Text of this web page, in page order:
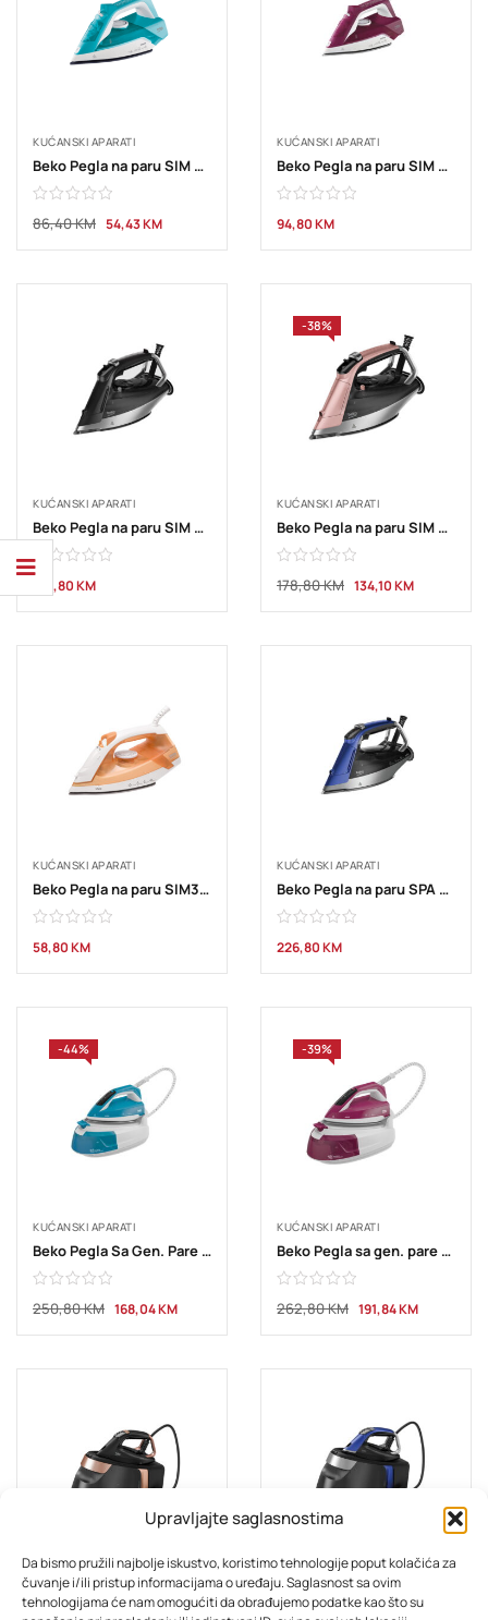
Upravljajte saglasnostima
Da bismo pružili najbolje iskustvo, koristimo tehnologije poput kolačića za
čuvanje i/ili pristup informacijama o uređaju. Saglasnost sa ovim
tehnologijama će nam omogućiti da obrađujemo podatke kao što su
KUĆANSKI APARATI
Beko Pegla na paru SIM 3122T
86,40KM 54,43KM
KUĆANSKI APARATI
Beko Pegla na paru SIM 3126 R 2600 W
94,80KM
KUĆANSKI APARATI
Beko Pegla na paru SIM 5124 A
142,80KM
-38%
KUĆANSKI APARATI
Beko Pegla na paru SIM 8130 P
178,80KM 134,10KM
KUĆANSKI APARATI
Beko Pegla na paru SIM3117
58,80KM
KUĆANSKI APARATI
Beko Pegla na paru SPA 9130 B
226,80KM
-44%
KUĆANSKI APARATI
Beko Pegla Sa Gen. Pare SGA 6124 D
250,80KM 168,04KM
-39%
KUĆANSKI APARATI
Beko Pegla sa gen. pare SGA 6126 R
262,80KM 191,84KM
KUĆANSKI APARATI
Beko Pegla sa gen. pare SGA 8130 C
KUĆANSKI APARATI